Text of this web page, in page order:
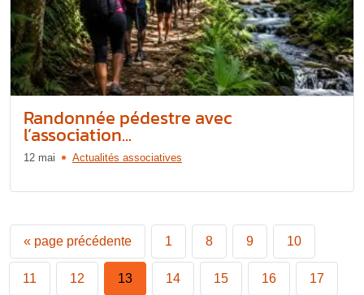
Randonnée pédestre avec
l’association...
12 mai Actualités associatives
« page précédente 1 8 9 10
11 12 13 14 15 16 17